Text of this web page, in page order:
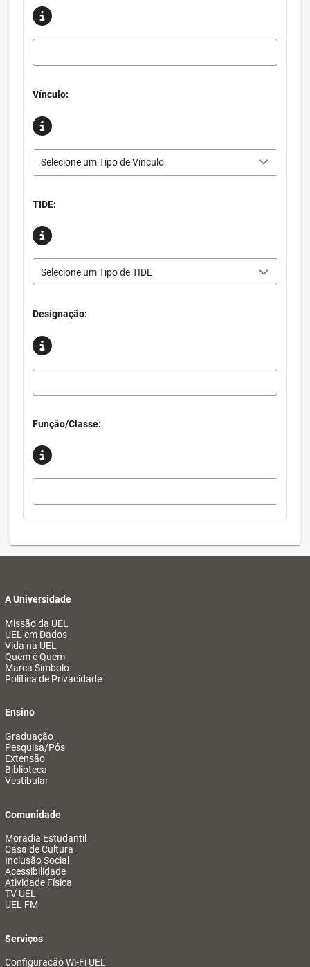
Vínculo:
Selecione um Tipo de Vínculo
TIDE:
Selecione um Tipo de TIDE
Designação:
Função/Classe:
A Universidade
Missão da UEL
UEL em Dados
Vida na UEL
Quem é Quem
Marca Símbolo
Política de Privacidade
Ensino
Graduação
Pesquisa/Pós
Extensão
Biblioteca
Vestibular
Comunidade
Moradia Estudantil
Casa de Cultura
Inclusão Social
Acessibilidade
Atividade Física
TV UEL
UEL FM
Serviços
Configuração Wi-Fi UEL